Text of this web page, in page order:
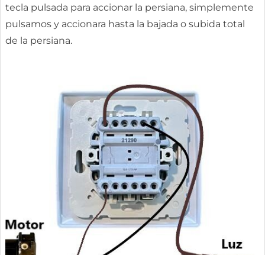
tecla pulsada para accionar la persiana, simplemente
pulsamos y accionara hasta la bajada o subida total
de la persiana.